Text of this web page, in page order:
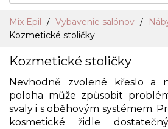
Mix Epil Vybavenie salónov
Kozmetické stoličky
Kozmetické stoličky
Nevhodně zvolené křeslo a
poloha může způsobit
svaly i s oběhovým systémem.
kosmetické židle